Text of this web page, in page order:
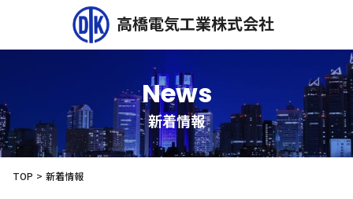
高橋電気工業株式会社
News
新着情報
TOP 新着情報